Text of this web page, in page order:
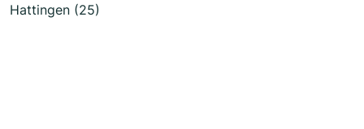
Hattingen (25)